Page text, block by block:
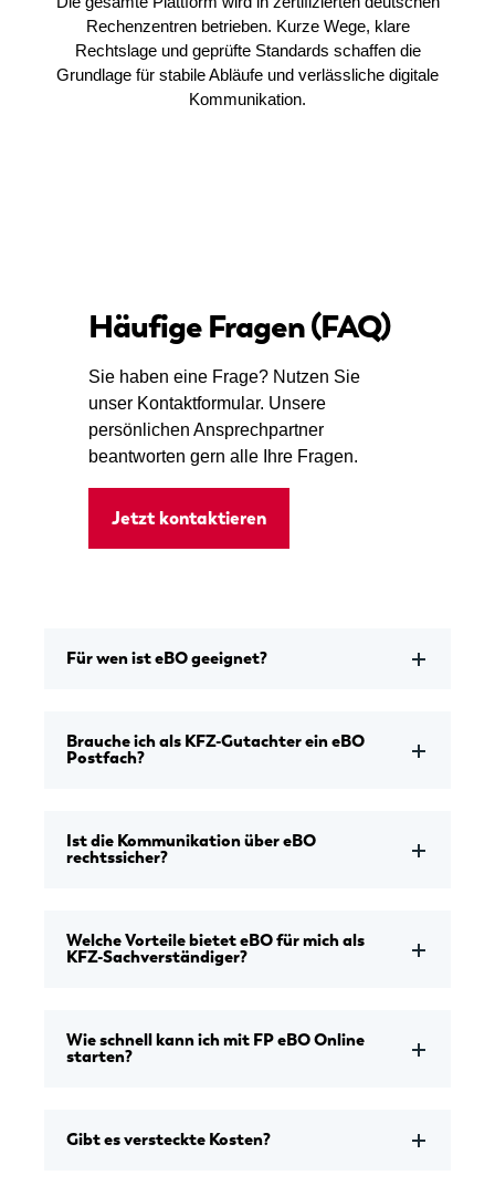
Rechenzentren betrieben. Kurze Wege, klare
Rechtslage und geprüfte Standards schaffen die
Grundlage für stabile Abläufe und verlässliche digitale
Kommunikation.
Häufige Fragen (FAQ)
Sie haben eine Frage? Nutzen Sie
unser Kontaktformular. Unsere
persönlichen Ansprechpartner
beantworten gern alle Ihre Fragen.
Jetzt kontaktieren
Für wen ist eBO geeignet?
Brauche ich als KFZ-Gutachter ein eBO
Postfach?
Ist die Kommunikation über eBO
rechtssicher?
Welche Vorteile bietet eBO für mich als
KFZ-Sachverständiger?
Wie schnell kann ich mit FP eBO Online
starten?
Gibt es versteckte Kosten?